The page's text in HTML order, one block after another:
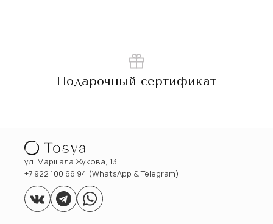
Подарочный сертификат
ул. Маршала Жукова, 13
+7 922 100 66 94 (WhatsApp & Telegram)